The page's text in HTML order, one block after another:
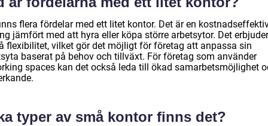
flera fördelar med ett litet kontor. Det är en
jämfört med att hyra eller köpa större arbetsytor. Det erbjuder
flexibilitet, vilket gör det möjligt för företag att anpassa sin
baserat på behov och tillväxt. För företag som använder
spaces kan det också leda till ökad samarbetsmöjlighet
typer av små kontor finns det?